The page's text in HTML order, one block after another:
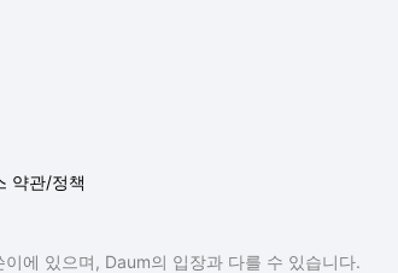
약관/정책
에 있으며, Daum의 입장과 다를 수 있습니다.